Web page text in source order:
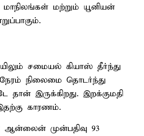
மாநிலங்கள் மற்றும் யூனியன்
சமையல் கியாஸ் தீர்ந்து
நிலைமை தொடர்ந்து
இருக்கிறது. இறக்குமதி
காரணம்.
ஆன்லைன் முன்பதிவு 93